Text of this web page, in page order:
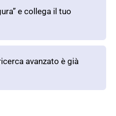
e collega il tuo
avanzato è già